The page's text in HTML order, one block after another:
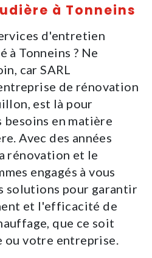
à Tonneins
d'entretien
à Tonneins ? Ne
car SARL
de rénovation
est là pour
besoins en matière
Avec des années
rénovation et le
engagés à vous
solutions pour garantir
et l'efficacité de
que ce soit
ou votre entreprise.